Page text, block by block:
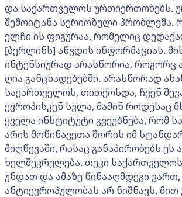
და საქართველოს ურთიერთობებს.
შემოიტანა სერიოზული პრობლემა.
ელჩი ის ფიგურაა, რომელიც
[ბერლინს] აწვდის ინფორმაციას.
ინტენსიურად არასწორია, როგორც
ღია განცხადებებში. არასწორად
საქართველოს, თითქოსდა, ჩვენ
ევროპისკენ სვლა, მაშინ როდესაც
ყველა ინსტიტუტი გვეუბნება, რომ
არის მოწინავეთა შორის იმ
მიღწევაში, რასაც განაპირობებს ეს
ხელშეკრულება. თუკი
უნდათ და ამაზე წინააღმდეგი ვართ,
ანტიევროპულობას არ ნიშნავს, მით